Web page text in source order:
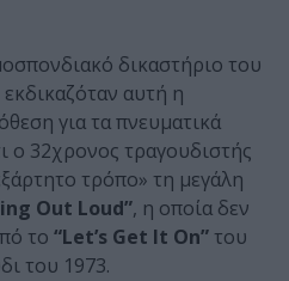
δικαστήριο του
αυτή η
για τα πνευματικά
ο 32χρονος τραγουδιστής
τρόπο» τη μεγάλη
Out Loud”, η οποία δεν
το “Let’s Get It On” του
του 1973.